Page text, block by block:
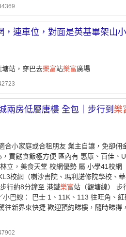
連車位，對面是英基畢架山
站，穿巴去樂富站樂富廣場
兩房低層唐樓 全包｜步行到 樂
小家庭或合租朋友 業主自讓，免卻佣
買餸食飯極方便 區內有 惠康、百佳、
立，美食天堂 校網優勢 屬 小學41校網
校網（喇沙書院、瑪利諾修院學校、
行約8分鐘至 港鐵樂富站（觀塘線） 步
巴線： 巴士 1、11K、113 往旺角、
往新界東快捷 歡迎預約睇樓，隨時睇得